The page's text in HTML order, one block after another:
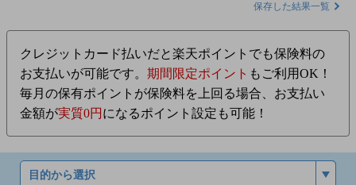
保存した結果一覧
クレジットカード払いだと楽天ポイントでも保険料の
お支払いが可能です。 期間限定ポイント もご利用OK！
毎月の保有ポイントが保険料を上回る場合、お支払い
金額が実質0円 になるポイント設定も可能！